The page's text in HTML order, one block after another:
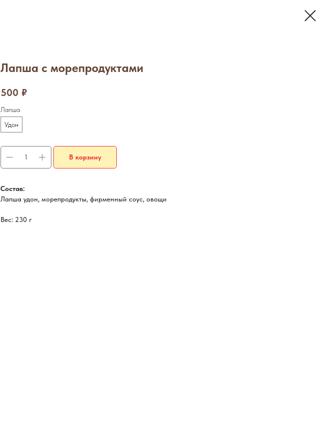
Лапша с морепродуктами
500 ₽
Лапша
Удон
В корзину
Состав:
Лапша удон, морепродукты, фирменный соус, овощи
Вес: 230 г